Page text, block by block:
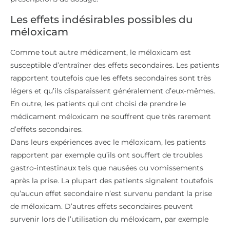
Les effets indésirables possibles du
méloxicam
Comme tout autre médicament, le méloxicam est
susceptible d’entraîner des effets secondaires. Les patients
rapportent toutefois que les effets secondaires sont très
légers et qu’ils disparaissent généralement d’eux-mêmes.
En outre, les patients qui ont choisi de prendre le
médicament méloxicam ne souffrent que très rarement
d’effets secondaires.
Dans leurs expériences avec le méloxicam, les patients
rapportent par exemple qu’ils ont souffert de troubles
gastro-intestinaux tels que nausées ou vomissements
après la prise. La plupart des patients signalent toutefois
qu’aucun effet secondaire n’est survenu pendant la prise
de méloxicam. D’autres effets secondaires peuvent
survenir lors de l’utilisation du méloxicam, par exemple